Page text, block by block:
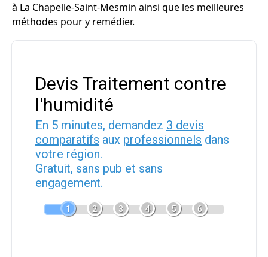
à La Chapelle-Saint-Mesmin ainsi que les meilleures
méthodes pour y remédier.
Devis Traitement contre
l'humidité
En 5 minutes, demandez 3 devis
comparatifs aux professionnels dans
votre région.
Gratuit, sans pub et sans
engagement.
1 2 3 4 5 6